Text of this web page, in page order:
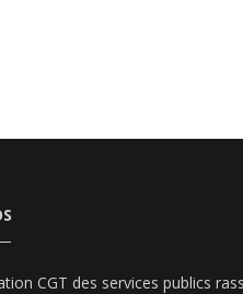
CGT des services publics